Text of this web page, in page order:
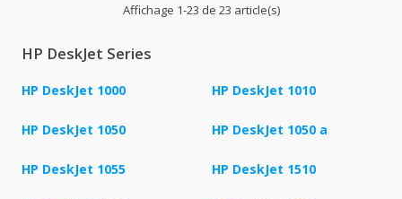
Affichage 1-23 de 23 article(s)
HP DeskJet Series
HP DeskJet 1000 HP DeskJet 1010
HP DeskJet 1050 HP DeskJet 1050 a
HP DeskJet 1055 HP DeskJet 1510